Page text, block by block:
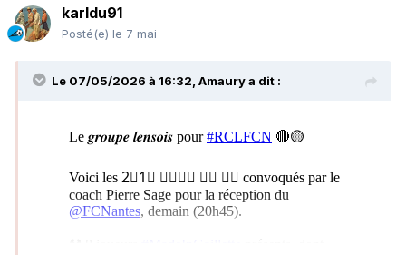
karldu91
Posté(e) le 7 mai
Le 07/05/2026 à 16:32, Amaurya dit :